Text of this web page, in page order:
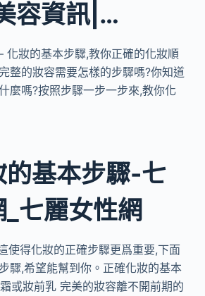
容資訊|…
化妝的基本步驟,教你正確的化妝順
整的妝容需要怎樣的步驟嗎?你知道
麼嗎?按照步驟一步一步來,教你化
的基本步驟-七
七麗女性網
使得化妝的正確步驟更爲重要,下面
驟,希望能幫到你。正確化妝的基本
或妝前乳 完美的妝容離不開前期的